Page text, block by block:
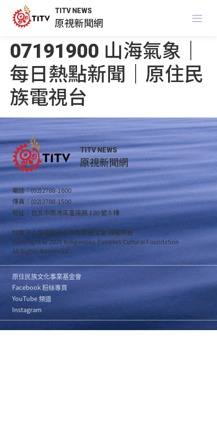
TITV NEWS
原視新聞網
07191900 山海氣象｜
每日熱點新聞｜原住民
族電視台
TITV NEWS
原視新聞網
電話：(02)2788-1600
傳真：(02)2788-1500
地址：台北市南港區重陽路 120 號 5 樓
財團法人原住民族文化事業基金會 版權所有
Copyright © 2021 Indigenous Peoples Cultural Foundation
All Rights Reserved .
原住民族文化事業基金會
Facebook 粉絲專頁
YouTube 頻道
Instagram